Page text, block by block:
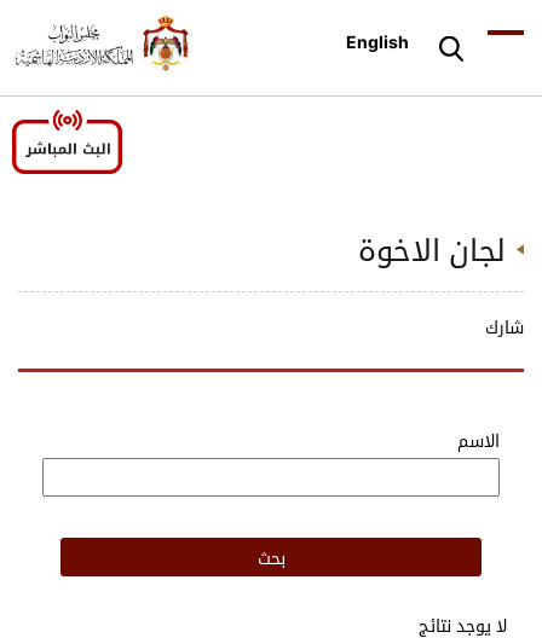
English
لجان الاخوة
شارك
الاسم
لا يوجد نتائج